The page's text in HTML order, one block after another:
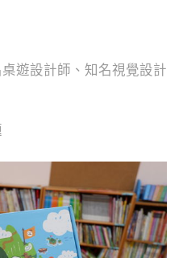
遊設計師、知名視覺設計